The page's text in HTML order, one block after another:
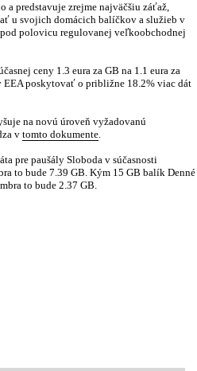
a predstavuje zrejme najväčšiu záťaž,
u svojich domácich balíčkov a služieb v
polovicu regulovanej veľkoobchodnej
ceny 1.3 eura za GB na 1.1 eura za
EEA poskytovať o približne 18.2% viac dát
na novú úroveň vyžadovanú
vtomto dokumente.
pre paušály Sloboda v súčasnosti
to bude 7.39 GB. Kým 15 GB balík Denné
to bude 2.37 GB.